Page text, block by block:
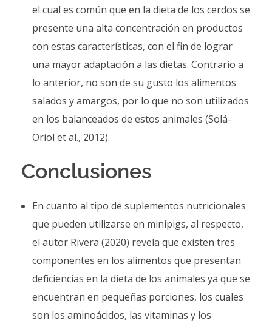
el cual es común que en la dieta de los cerdos se
presente una alta concentración en productos
con estas características, con el fin de lograr
una mayor adaptación a las dietas. Contrario a
lo anterior, no son de su gusto los alimentos
salados y amargos, por lo que no son utilizados
en los balanceados de estos animales (Solá-
Oriol et al., 2012).
Conclusiones
En cuanto al tipo de suplementos nutricionales
que pueden utilizarse en minipigs, al respecto,
el autor Rivera (2020) revela que existen tres
componentes en los alimentos que presentan
deficiencias en la dieta de los animales ya que se
encuentran en pequeñas porciones, los cuales
son los aminoácidos, las vitaminas y los